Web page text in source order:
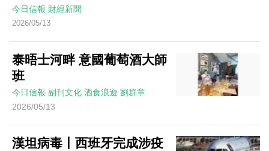
今日信報 財經新聞
2026/05/13
泰晤士河畔 意國葡萄酒大師
班
今日信報 副刊文化 酒食浪遊 劉群章
2026/05/13
漢坦病毒丨西班牙完成涉疫